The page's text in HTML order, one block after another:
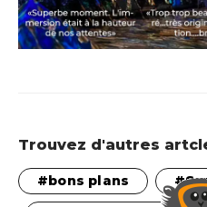
Trouvez d'autres
bons plans